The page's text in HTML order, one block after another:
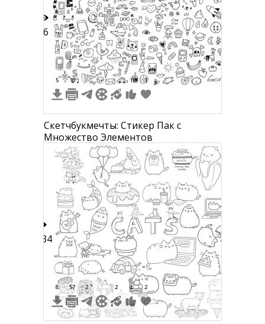
36
5 10 1 1
Скетчбукмечты: Стикер Пак с
Множество Элементов
134
8 57 2 2 4 2